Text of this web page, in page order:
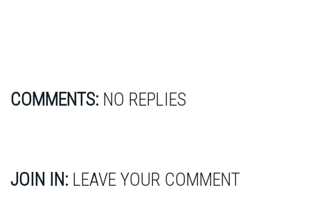
COMMENTS: NO REPLIES
JOIN IN: LEAVE YOUR COMMENT